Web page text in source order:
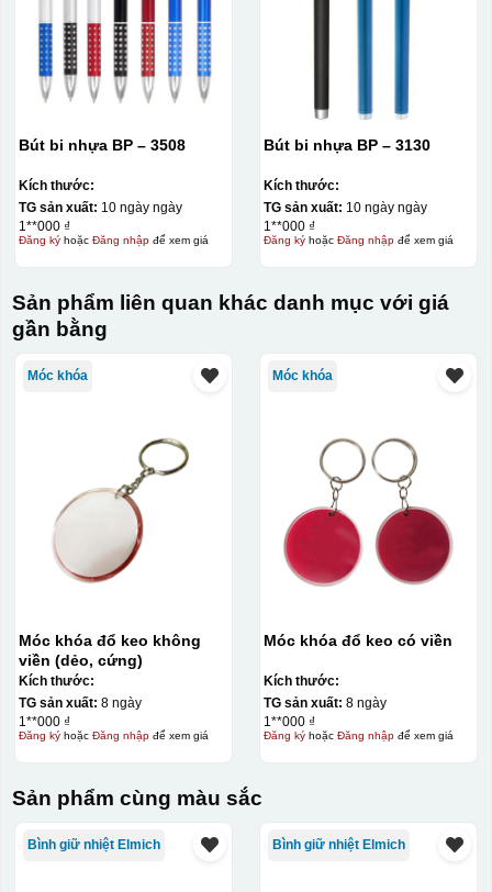
Bút bi nhựa BP – 3508
Kích thước:
TG sản xuất: 10 ngày ngày
1**000 ₫
Đăng kýhoặc Đăng nhậpđể xem giá
Bút bi nhựa BP – 3130
Kích thước:
TG sản xuất: 10 ngày ngày
1**000 ₫
Đăng kýhoặc Đăng nhậpđể xem giá
Sản phẩm liên quan khác danh mục với giá
gần bằng
Móc khóa
Móc khóa đổ keo không
viền (dẻo, cứng)
Kích thước:
TG sản xuất: 8 ngày
1**000 ₫
Đăng kýhoặc Đăng nhậpđể xem giá
Móc khóa
Móc khóa đổ keo có viền
Kích thước:
TG sản xuất: 8 ngày
1**000 ₫
Đăng kýhoặc Đăng nhậpđể xem giá
Sản phẩm cùng màu sắc
Bình giữ nhiệt Elmich Bình giữ nhiệt Elmich